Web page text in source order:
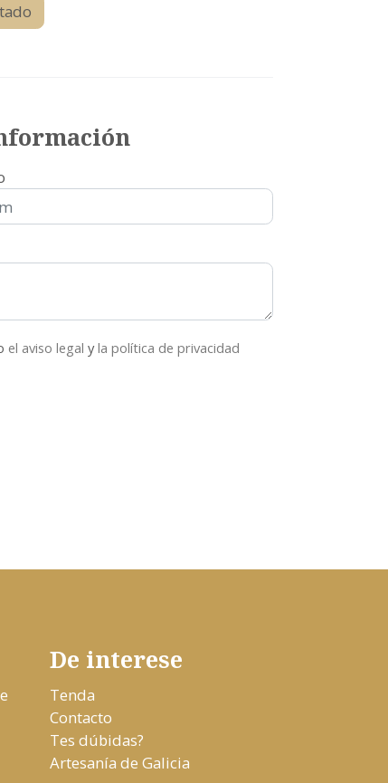
el aviso legal yla política de privacidad
De interese
Tenda
Contacto
Tes dúbidas?
Artesanía de Galicia